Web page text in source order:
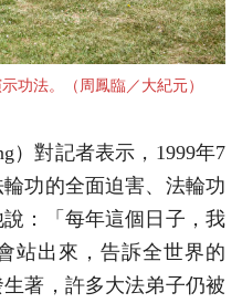
功法。（周鳳臨／大紀元）
）對記者表示，1999年7
功的全面迫害、法輪功
：「每年這個日子，我
站出來，告訴全世界的
著，許多大法弟子仍被